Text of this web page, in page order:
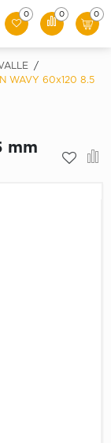
0 0 0
/
WAVY 60x120 8.5
mm